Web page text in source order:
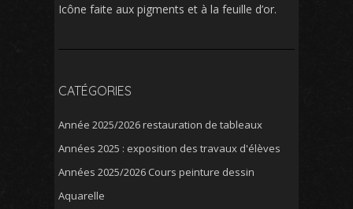
Icône faite aux pigments et à la feuille d’or.
CATÉGORIES
Année 2025/2026 restauration de tableaux
Années 2025 : exposition des travaux d'élèves
Années 2025/2026 Cours peinture dessin
Aquarelle